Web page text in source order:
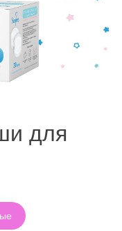
для